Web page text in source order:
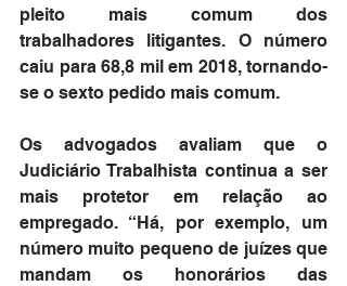
pleito mais comum dos
trabalhadores litigantes. O número
caiu para 68,8 mil em 2018, tornando-
se o sexto pedido mais comum.
Os advogados avaliam que o
Judiciário Trabalhista continua a ser
mais protetor em relação ao
empregado. “Há, por exemplo, um
número muito pequeno de juízes que
mandam os honorários das